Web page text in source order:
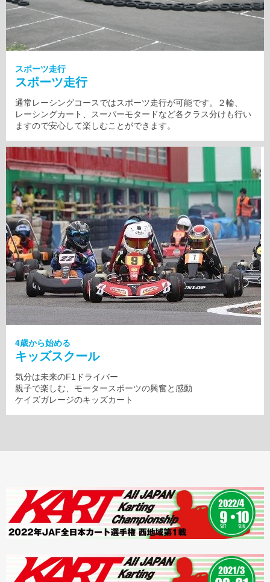
スポーツ走行
スポーツ走行
通常レーシングコースではスポーツ走行が可能です。２輪、
レーシングカート、スーパーモタードなど各クラス分けも行い
ますので安心して楽しむことができます。
4歳から始める
キッズスクール
気分は未来のF1ドライバー
親子で楽しむ、モータースポーツの興奮と感動
ケイズガレージのキッズカート